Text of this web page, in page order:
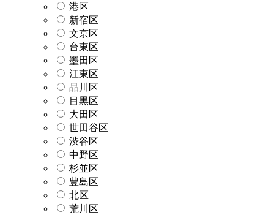
港区
新宿区
文京区
台東区
墨田区
江東区
品川区
目黒区
大田区
世田谷区
渋谷区
中野区
杉並区
豊島区
北区
荒川区